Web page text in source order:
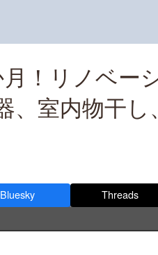
！リノベー
、室内物干し
Bluesky Threads